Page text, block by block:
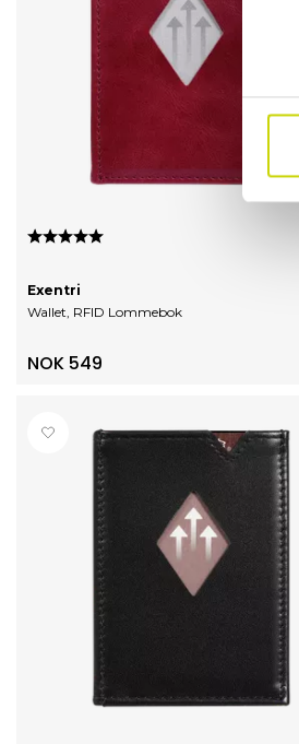
Wallet, RFID Lommebok
Exentri
NOK 549
Karakter: